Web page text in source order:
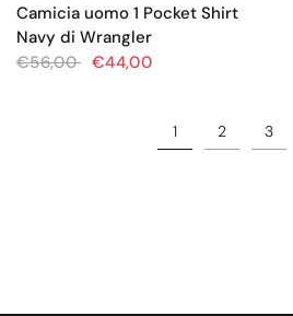
Camicia uomo 1 Pocket Shirt
Navy di Wrangler
€56,00 €44,00
1 2 3